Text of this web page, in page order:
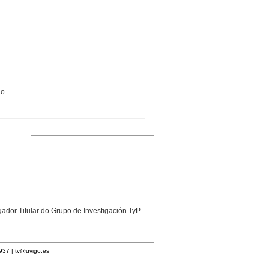
Titular do Grupo de Investigación TyP
| tv@uvigo.es